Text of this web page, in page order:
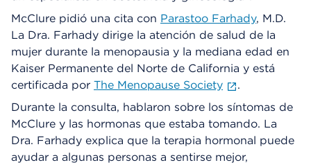
McClure pidió una cita con Parastoo Farhady, M.D.
La Dra. Farhady dirige la atención de salud de la
mujer durante la menopausia y la mediana edad en
Kaiser Permanente del Norte de California y está
certificada por The Menopause Society
.
Durante la consulta, hablaron sobre los síntomas de
McClure y las hormonas que estaba tomando. La
Dra. Farhady explica que la terapia hormonal puede
ayudar a algunas personas a sentirse mejor,